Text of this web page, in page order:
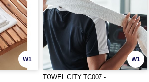
W1 W1
TOWEL CITY TC007 -